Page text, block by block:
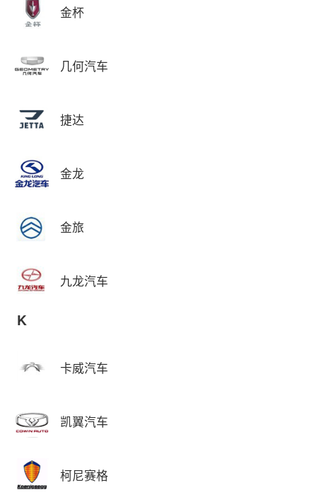
金杯
几何汽车
捷达
金龙
金旅
九龙汽车
K
卡威汽车
凯翼汽车
柯尼赛格